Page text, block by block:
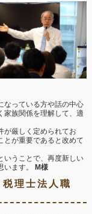
なっている方や話の中心
家族関係を理解して、適
が厳しく定められてお
とが重要であると改めて
いうことで、再度新しい
ます。
M様
理士法人職